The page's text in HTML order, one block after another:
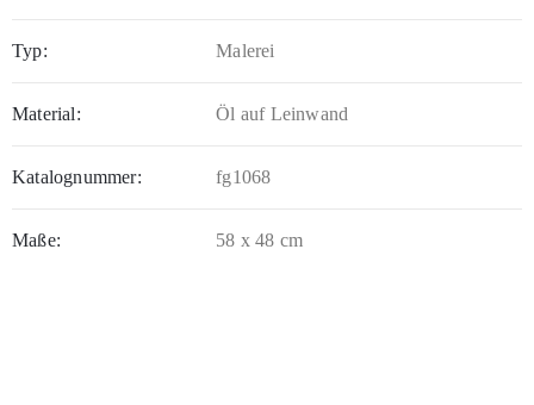
Typ: Malerei
Material: Öl auf Leinwand
Katalognummer: fg1068
Maße: 58 x 48 cm